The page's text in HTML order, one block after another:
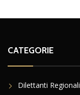
CATEGORIE
Dilettanti Regionali